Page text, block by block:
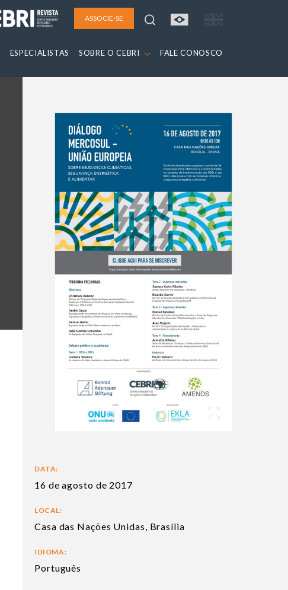
ASSOCIE-SE
ESPECIALISTAS SOBRE O CEBRI FALE CONOSCO
DATA:
16 de agosto de 2017
LOCAL:
Casa das Nações Unidas, Brasília
IDIOMA:
Português